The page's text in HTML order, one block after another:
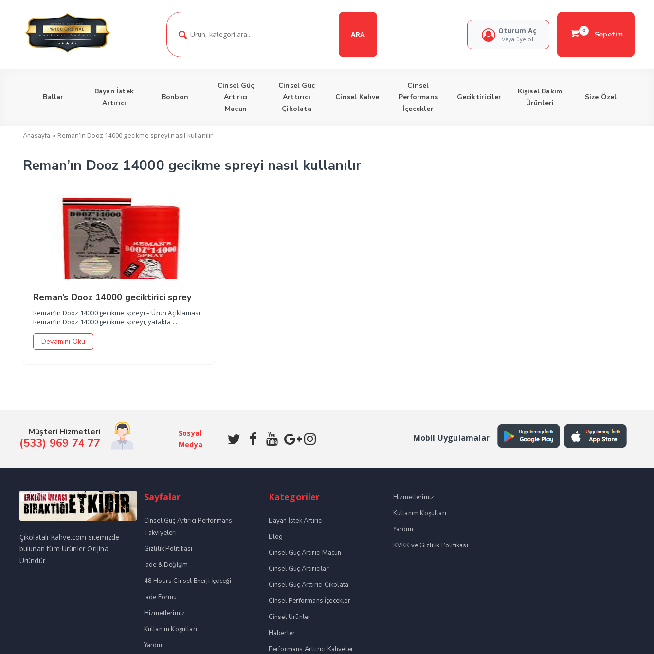
ARA Oturum Aç
veya üye ol
0 Sepetim
Ballar
Bayan İstek
Artırıcı
Bonbon
Cinsel Güç
Artırıcı
Macun
Cinsel Güç
Arttırıcı
Çikolata
Cinsel Kahve
Cinsel
Performans
İçecekler
Geciktiriciler
Kişisel Bakım
Ürünleri
Size Özel
Anasayfa ›› Reman’ın Dooz 14000 gecikme spreyi nasıl kullanılır
Reman’ın Dooz 14000 gecikme spreyi nasıl kullanılır
Reman’s Dooz 14000 geciktirici sprey
Reman’ın Dooz 14000 gecikme spreyi – Ürün Açıklaması
Reman’ın Dooz 14000 gecikme spreyi, yatakta ...
Devamını Oku
Müşteri Hizmetleri
(533) 969 74 77
Sosyal
Medya
Mobil Uygulamalar
Çikolatali Kahve.com sitemizde
bulunan tüm Ürünler Orijinal
Üründür.
Sayfalar
Cinsel Güç Artırıcı Performans
Takviyeleri
Gizlilik Politikası
İade & Değişim
48 Hours Cinsel Enerji İçeceği
İade Formu
Hizmetlerimiz
Kullanım Koşulları
Yardım
Kategoriler
Bayan İstek Artırıcı
Blog
Cinsel Güç Artırıcı Macun
Cinsel Güç Artırıcılar
Cinsel Güç Arttırıcı Çikolata
Cinsel Performans İçecekler
Cinsel Ürünler
Haberler
Performans Arttırıcı Kahveler
Hizmetlerimiz
Kullanım Koşulları
Yardım
KVKK ve Gizlilik Politikası